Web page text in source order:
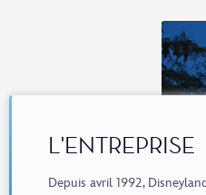
L'ENTREPRISE
Depuis avril 1992,